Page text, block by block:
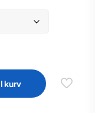
kurv